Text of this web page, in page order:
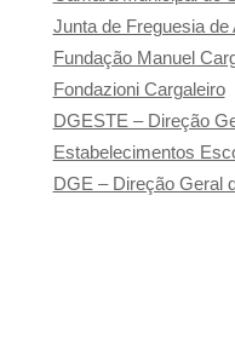
Junta de Freguesia de
Fundação Manuel
Fondazioni Cargaleiro
DGESTE – Direção
Estabelecimentos
DGE – Direção Geral